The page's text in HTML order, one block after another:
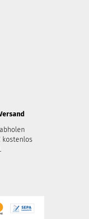
kostenlos